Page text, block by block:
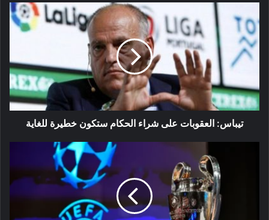
العقوبات
على
شراء
الحكام
خطيرة
للغاية
تيباس: العقوبات على شراء الحكام ستكون خطيرة للغاية
التشامبونزليغ